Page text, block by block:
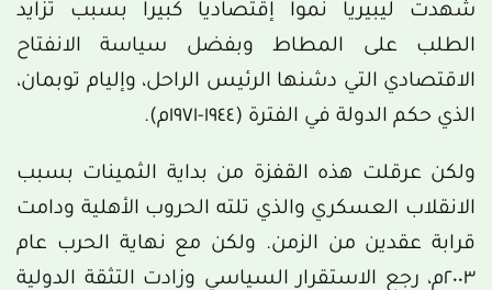
شهدت ليبيريا نمواَ إقتصادياً كبيراً بسبب تزايد
الطلب على المطاط وبفضل سياسة الانفتاح
الاقتصادي التي دشنها الرئيس الراحل، وإليام توبمان،
الذي حكم الدولة في الفترة (١٩٤٤-١٩٧١م).
ولكن عرقلت هذه القفزة من بداية الثمينات بسبب
الانقلاب العسكري والذي تلته الحروب الأهلية ودامت
قرابة عقدين من الزمن. ولكن مع نهاية الحرب عام
٢٠٠٣م، رجع الاستقرار السياسي وزادت التثقة الدولية